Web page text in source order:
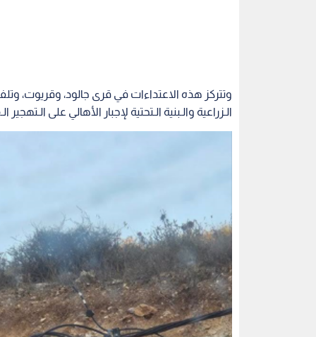
وتتركز هذه الاعتداءات في قرى جالود، وقريوت،
الـزراعية والـبنية الـتحتية لإجبار الأهالي على الـتهجير